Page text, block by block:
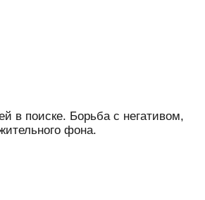
в поиске. Борьба с негативом,
фона.